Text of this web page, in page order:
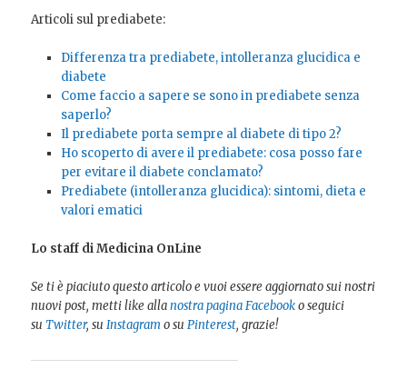
Articoli sul prediabete:
Differenza tra prediabete, intolleranza glucidica e
diabete
Come faccio a sapere se sono in prediabete senza
saperlo?
Il prediabete porta sempre al diabete di tipo 2?
Ho scoperto di avere il prediabete: cosa posso fare
per evitare il diabete conclamato?
Prediabete (intolleranza glucidica): sintomi, dieta e
valori ematici
Lo staff di Medicina OnLine
Se ti è piaciuto questo articolo e vuoi essere aggiornato sui nostri
nuovi post, metti like allanostra pagina Facebooko seguici
suTwitter, suInstagramo suPinterest, grazie!